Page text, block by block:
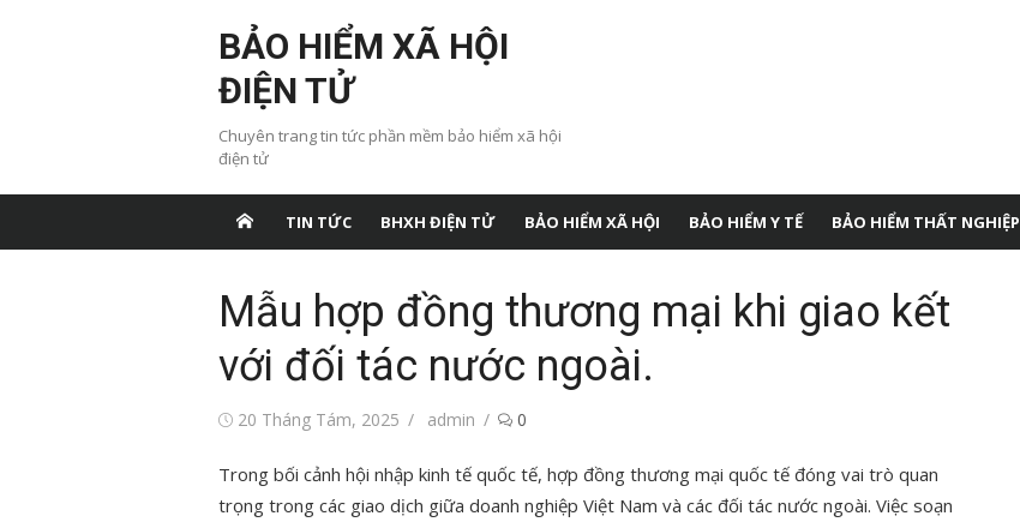
BẢO HIỂM XÃ HỘI
ĐIỆN TỬ
Chuyên trang tin tức phần mềm bảo hiểm xã hội
điện tử
TIN TỨC BHXH ĐIỆN TỬ BẢO HIỂM XÃ HỘI BẢO HIỂM Y TẾ BẢO HIỂM THẤT NGHIỆP
Mẫu hợp đồng thương mại khi giao kết
với đối tác nước ngoài.
Đăng20 Tháng Tám, 2025
Tác
admin 0
Trong bối cảnh hội nhập kinh tế quốc tế, hợp đồng thương mại quốc tế đóng vai trò quan
trọng trong các giao dịch giữa doanh nghiệp Việt Nam và các đối tác nước ngoài. Việc soạn